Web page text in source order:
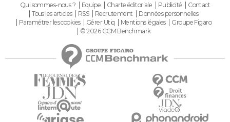
Qui sommes-nous ? Equipe Charte éditoriale Publicité
Contact
Tous les articles
RSS Recrutement
Données personnelles
Paramétrer les cookies
Gérer Utiq Mentions légales
Groupe Figaro
© 2026 CCM Benchmark